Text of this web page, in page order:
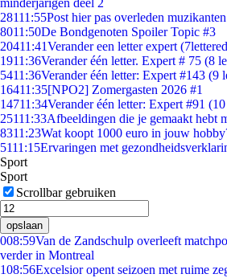
minderjarigen deel 2
28111:55Post hier pas overleden
8011:50De Bondgenoten Spoiler Topic #3
20411:41Verander een letter expert
1911:36Verander één letter. Expert # 75 (8
5411:36Verander één letter: Expert #143 (9
16411:35[NPO2] Zomergasten 2026 #1
14711:34Verander één letter: Expert #91
25111:33Afbeeldingen die je gemaakt hebt
8311:23Wat koopt 1000 euro in jouw
5111:15Ervaringen met
Sport
Sport
Scrollbar gebruiken
opslaan
008:59Van de Zandschulp overleeft
verder in Montreal
108:56Excelsior opent seizoen met ruime